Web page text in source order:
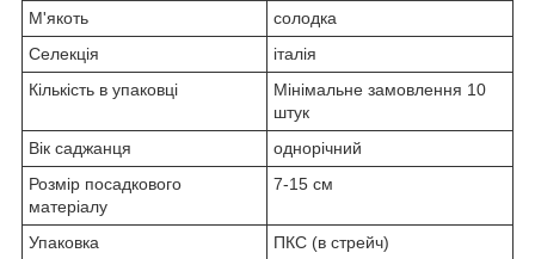
М'якоть
солодка
Селекція
італія
Кількість в упаковці
Мінімальне замовлення 10
штук
Вік саджанця
однорічний
Розмір посадкового
матеріалу
7-15 см
Упаковка ПКС (в стрейч)